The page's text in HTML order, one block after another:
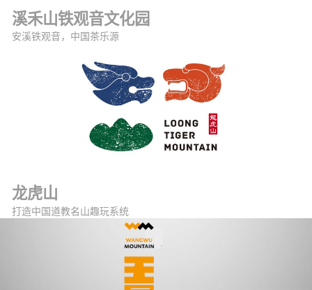
溪禾山铁观音文化园
安溪铁观音，中国茶乐源
龙虎山
打造中国道教名山趣玩系统